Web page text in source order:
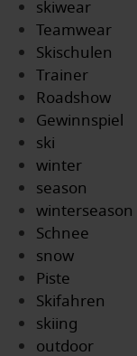
skiwear
Teamwear
Skischulen
Trainer
Roadshow
Gewinnspiel
ski
winter
season
winterseason
Schnee
snow
Piste
Skifahren
skiing
outdoor